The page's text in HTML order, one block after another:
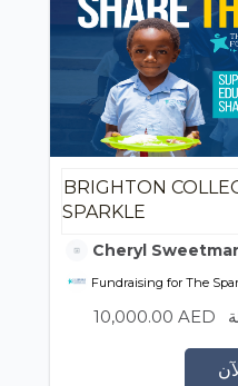
BRIGHTON
SPARKLE
Cheryl
Fundraising for The
10,000.00 AED